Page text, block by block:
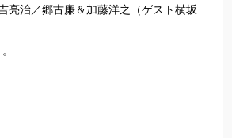
亮治／郷古廉＆加藤洋之（ゲスト横坂